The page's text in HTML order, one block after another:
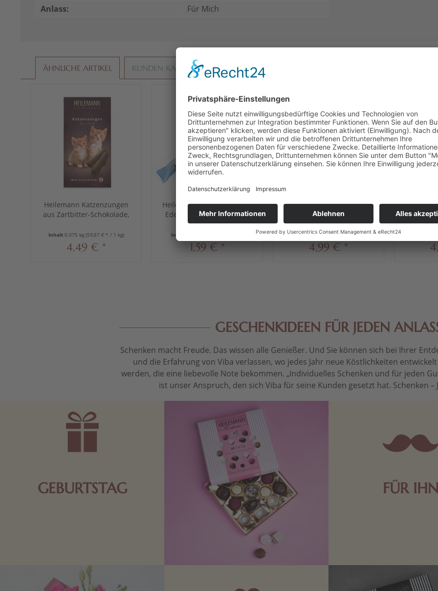
Anlass:
Für Mich
ÄHNLICHE ARTIKEL KUNDEN KAUFTEN AUCH KUNDEN HABEN SICH EBENFALLS ANGESEHEN
Heilemann Katzenzungen
aus Zartbitter-Schokolade,
Inhalt 0.075 kg (59,87 € * / 1 kg)
4,49 € *
Heilemann Stick 32% Kakao
Edelvollmilch-Schokolade,
40 g
Inhalt
1,59 € *
Heilemann
Geschenkpackung "Hund",
70 g
Inhalt0.07 kg(71,29 € * / 1 kg)
4,99 € *
GESCHENKIDEEN FÜR JEDEN
Schenken macht Freude. Das wissen alle Genießer. Und Sie können sich bei Ihrer
und die Erfahrung von Viba verlassen, wo jedes Jahr neue Köstlichkeiten
werden, die eine liebevolle Note bekommen. „Individuelles Schenken und für jeden
ist unser Anspruch, den sich Viba für seine Kunden gesetzt hat. Schenken –
GEBURTSTAG FÜR IHN